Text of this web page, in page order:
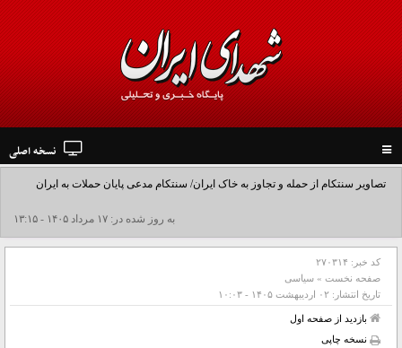
navigation
نسخه اصلی
تصاویر سنتکام از حمله و تجاوز به خاک ایران/ سنتکام مدعی پایان حملات به ایران
شد+فیلم به روز شده در: ۱۷ مرداد ۱۴۰۵ - ۱۳:۱۵
کد خبر: ۲۷۰۳۱۴
صفحه نخست » سیاسی
تاریخ انتشار: ۰۲ ارديبهشت ۱۴۰۵ - ۱۰:۰۳
بازدید از صفحه اول
نسخه چاپی